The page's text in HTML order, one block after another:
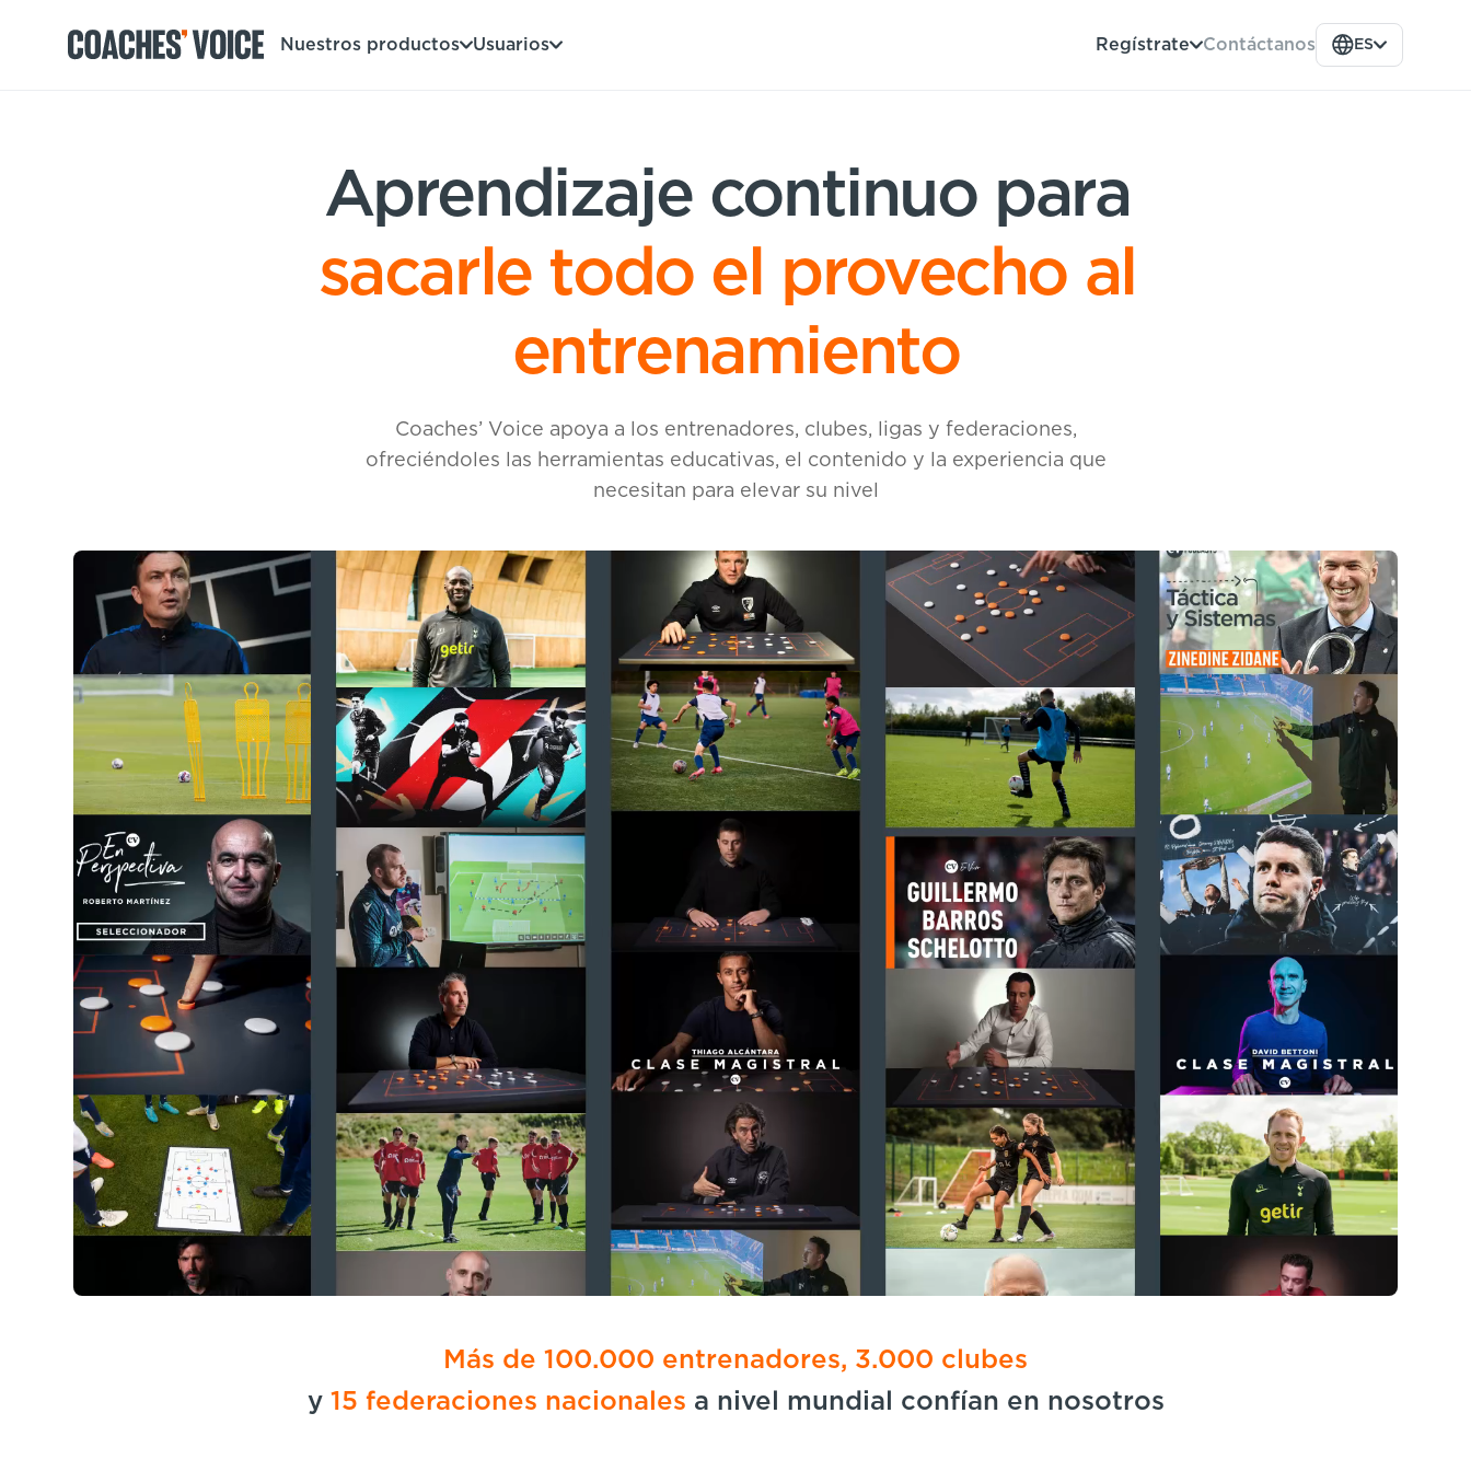
Nuestros productos Usuarios Regístrate Contáctanos ES
Centro de aprendizaje (para particulares)Aprendizaje continuo para
sacarle todo el provecho al
entrenamiento
Coaches’ Voice apoya a los entrenadores, clubes, ligas y federaciones,
ofreciéndoles las herramientas educativas, el contenido y la experiencia que
necesitan para elevar su nivel
Más de 100.000 entrenadores, 3.000 clubes
y 15 federaciones nacionales a nivel mundial confían en nosotros